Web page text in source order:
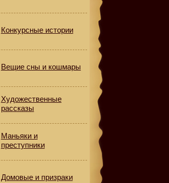
Конкурсные истории
Вещие сны и кошмары
Художественные
рассказы
Маньяки и
преступники
Домовые и призраки